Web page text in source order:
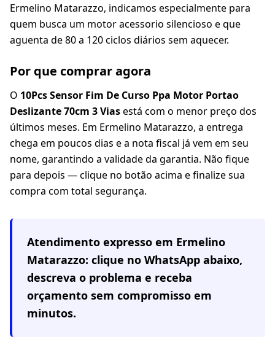
Ermelino Matarazzo, indicamos especialmente para
quem busca um motor acessorio silencioso e que
aguenta de 80 a 120 ciclos diários sem aquecer.
Por que comprar agora
O 10Pcs Sensor Fim De Curso Ppa Motor Portao
Deslizante 70cm 3 Viasestá com o menor preço dos
últimos meses. Em Ermelino Matarazzo, a entrega
chega em poucos dias e a nota fiscal já vem em seu
nome, garantindo a validade da garantia. Não fique
para depois — clique no botão acima e finalize sua
compra com total segurança.
Atendimento expresso em Ermelino
Matarazzo: clique no WhatsApp abaixo,
descreva o problema e receba
orçamento sem compromisso em
minutos.